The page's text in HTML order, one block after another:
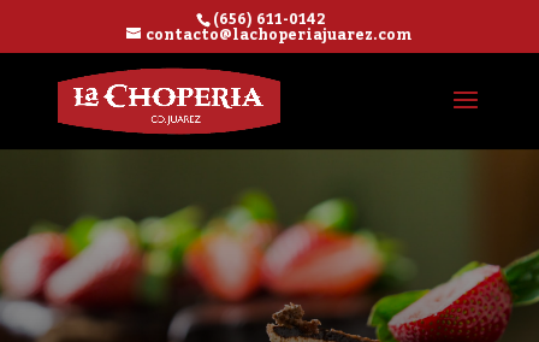
(656) 611-0142
contacto@lachoperiajuarez.com